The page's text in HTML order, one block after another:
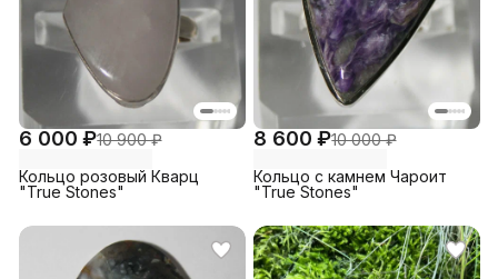
6 000 ₽10 900 ₽
Кольцо розовый Кварц
"True Stones"
8 600 ₽10 000 ₽
Кольцо с камнем Чароит
"True Stones"